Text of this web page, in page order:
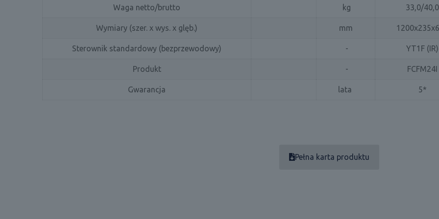
Waga netto/brutto kg 33,0/40,0
Wymiary (szer. x wys. x glęb.) mm
Sterownik standardowy (bezprzewodowy) - YT1F (IR)
Produkt - FCFM24I
Gwarancja lata 5*
Pełna karta produktu